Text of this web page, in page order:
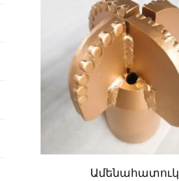
Ամենահատուկ